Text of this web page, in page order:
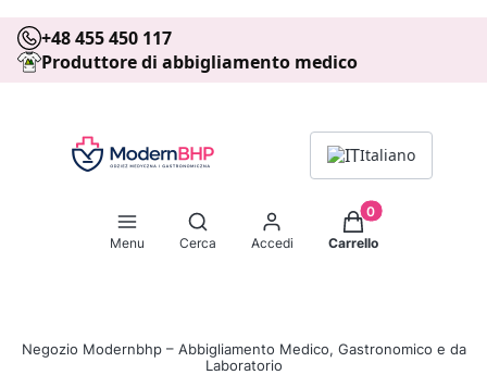
+48 455 450 117
Produttore di abbigliamento medico
Italiano
Menu
Apri motore di ricerca
Cerca Accedi
Prodotti nel
Carrello
Negozio Modernbhp – Abbigliamento Medico, Gastronomico e da
Laboratorio